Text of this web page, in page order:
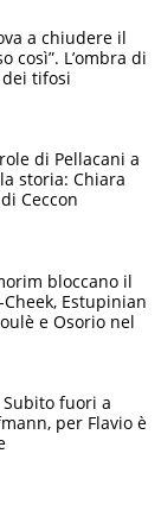
a chiudere il
così”. L’ombra di
tifosi
di Pellacani a
storia: Chiara
Ceccon
bloccano il
Estupinian
e Osorio nel
Subito fuori a
per Flavio è